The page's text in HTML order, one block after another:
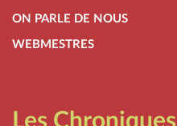
ON PARLE DE NOUS
WEBMESTRES
Les Chroniques